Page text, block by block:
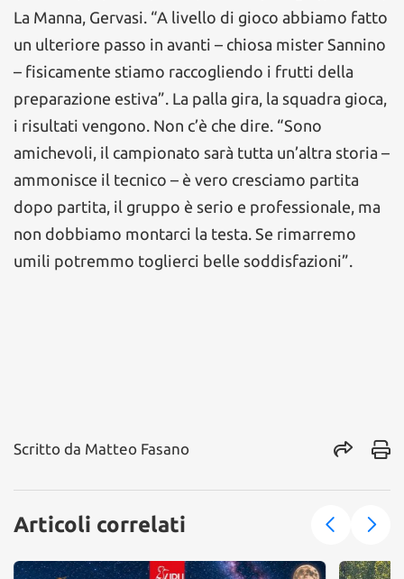
La Manna, Gervasi. “A livello di gioco abbiamo fatto
un ulteriore passo in avanti – chiosa mister Sannino
– fisicamente stiamo raccogliendo i frutti della
preparazione estiva”. La palla gira, la squadra gioca,
i risultati vengono. Non c’è che dire. “Sono
amichevoli, il campionato sarà tutta un’altra storia –
ammonisce il tecnico – è vero cresciamo partita
dopo partita, il gruppo è serio e professionale, ma
non dobbiamo montarci la testa. Se rimarremo
umili potremmo toglierci belle soddisfazioni”.
Scritto da Matteo Fasano
Articoli correlati